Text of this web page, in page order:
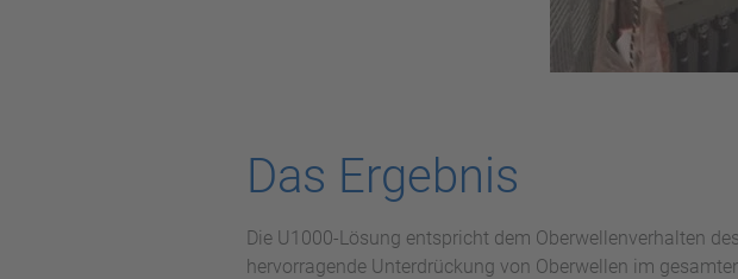
Das Ergebnis
Die U1000-Lösung entspricht dem Oberwellenverhalten
hervorragende Unterdrückung von Oberwellen im